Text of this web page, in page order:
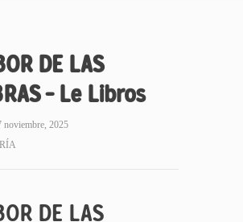
DE LAS
– Le Libros
noviembre, 2025
DE LAS